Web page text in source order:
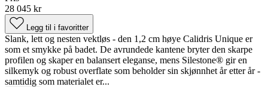
28 045 kr
Legg til i favoritter
Slank, lett og nesten vektløs - den 1,2 cm høye Calidris Unique er
som et smykke på badet. De avrundede kantene bryter den skarpe
profilen og skaper en balansert eleganse, mens Silestone® gir en
silkemyk og robust overflate som beholder sin skjønnhet år etter år -
samtidig som materialet er...